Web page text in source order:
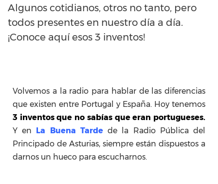
Algunos cotidianos, otros no tanto, pero
todos presentes en nuestro día a día.
¡Conoce aquí esos 3 inventos!
Volvemos a la radio para hablar de las diferencias
que existen entre Portugal y España. Hoy tenemos
3 inventos que no sabías que eran portugueses.
Y en
La Buena Tardede la Radio Pública del
Principado de Asturias, siempre están dispuestos a
darnos un hueco para escucharnos.